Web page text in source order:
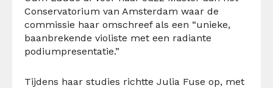
Conservatorium van Amsterdam waar de
commissie haar omschreef als een “unieke,
baanbrekende violiste met een radiante
podiumpresentatie.”
Tijdens haar studies richtte Julia Fuse op, met